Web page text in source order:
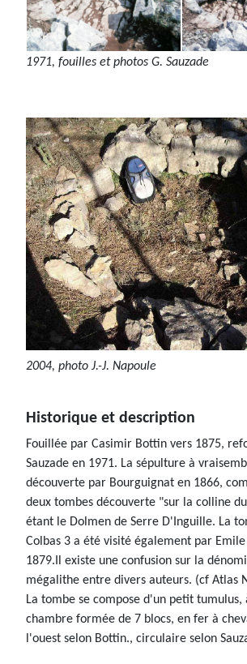
1971, fouilles et photos G. Sauzade
2004, photo J.-J. Napoule
Historique et description
Fouillée par Casimir Bottin vers 1875,
Sauzade en 1971. La sépulture à
découverte par Bourguignat en 1866,
deux tombes découverte "sur la colline
étant le Dolmen de Serre D'Inguille. La
Colbas 3 a été visité également par
1879.Il existe une confusion sur la
mégalithe entre divers auteurs. (cf Atlas
La tombe se compose d'un petit tumulus,
chambre formée de 7 blocs, en fer à
l'ouest selon Bottin., circulaire selon